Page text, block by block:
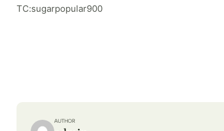
TC:sugarpopular900
AUTHOR